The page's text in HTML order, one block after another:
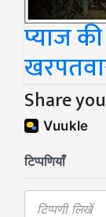
प्याज
Share